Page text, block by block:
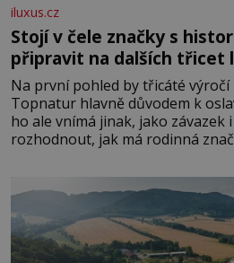
iluxus.cz
Stojí v čele značky s
připravit na dalších třicet
Na první pohled by třicáté
Topnatur hlavně důvodem k
ho ale vnímá jinak, jako závazek
rozhodnout, jak má rodinná